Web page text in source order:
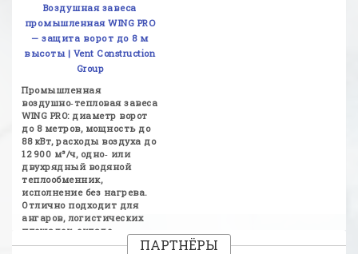
Воздушная завеса
промышленная WING PRO
— защита ворот до 8 м
высоты | Vent Construction
Group
Промышленная
воздушно‑тепловая завеса
WING PRO: диаметр ворот
до 8 метров, мощность до
88 кВт, расходы воздуха до
12 900 м³/ч, одно‑ или
двухрядный водяной
теплообменник,
исполнение без нагрева.
Отлично подходит для
ангаров, логистических
площадок, складо...
ПАРТНЁРЫ